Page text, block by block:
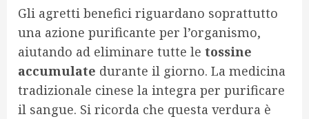
Gli agretti benefici riguardano soprattutto
una azione purificante per l’organismo,
aiutando ad eliminare tutte le tossine
accumulate durante il giorno. La medicina
tradizionale cinese la integra per purificare
il sangue. Si ricorda che questa verdura è